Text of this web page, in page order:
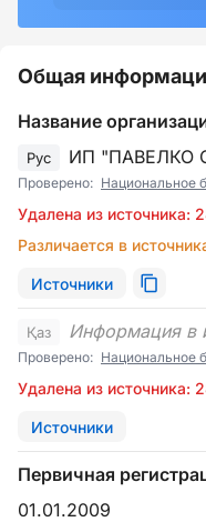
Общая
Название
Рус ИП "ПАВЕЛКО
Проверено: Национальное
Удалена из источника:
Различается в
Источники
Қаз Информация в
Проверено: Национальное
Удалена из источника:
Источники
Первичная
01.01.2009